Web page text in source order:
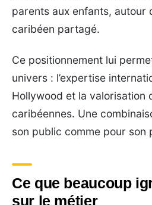
parents aux enfants, autour
caribéen partagé.
Ce positionnement lui
univers : l’expertise
Hollywood et la valorisation
caribéennes. Une
son public comme pour son
Ce que beaucoup
sur le métier